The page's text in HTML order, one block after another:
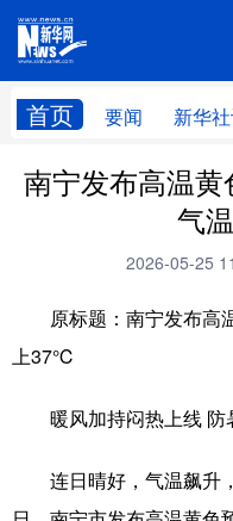
首页 要闻 新华
广西频道
新华社记
新华网导航
学习进行时 高层
国际 财经
南宁发布高温
气
2026-05-25
原标题：南宁发布高
上37℃
暖风加持闷热上线 防
连日晴好，气温飙升